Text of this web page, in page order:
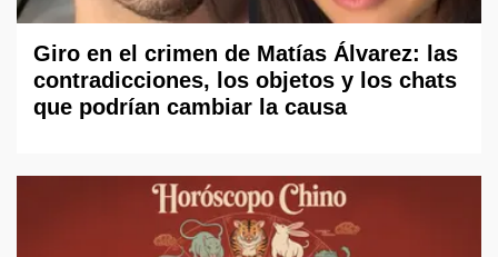
Giro en el crimen de Matías Álvarez: las
contradicciones, los objetos y los chats
que podrían cambiar la causa